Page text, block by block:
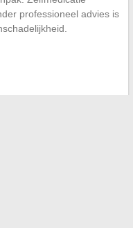
professioneel advies is